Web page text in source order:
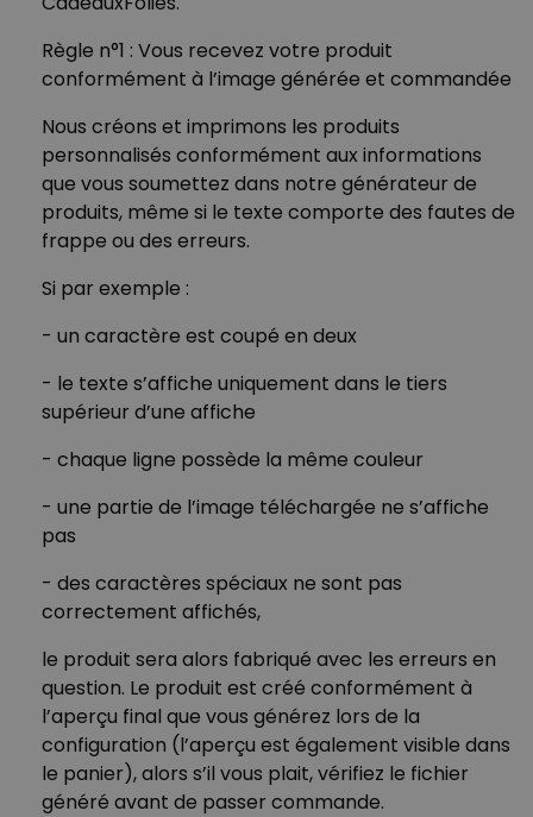
La suite ? Vous la connaissez sans doute ! C’est le
votre colis à la maison.
Si vous souhaitez en savoir plus à ce sujet,
contactez-nous!
en tant que visiteur unique.
Si vous souhaitez en savoir plus à ce sujet,
contactez-nous!
1) Soit ne pas accepter le colis à la livraison.
2) Soit utiliser notreservice de retour gratuit
durant 100 jours.
Dès que votre colis sera de retour chez nous, nous
vous rembourserons du montant.
contactez-nous!
Règle n°1 : Vous recevez votre produit
conformément à l’image générée et commandée
Nous créons et imprimons les produits
personnalisés conformément aux informations
que vous soumettez dans notre générateur de
produits, même si le texte comporte des fautes de
frappe ou des erreurs.
Si par exemple :
- un caractère est coupé en deux
- le texte s’affiche uniquement dans le tiers
supérieur d’une affiche
- chaque ligne possède la même couleur
- une partie de l’image téléchargée ne s’affiche
pas
- des caractères spéciaux ne sont pas
correctement affichés,
le produit sera alors fabriqué avec les erreurs en
question. Le produit est créé conformément à
l’aperçu final que vous générez lors de la
configuration (l’aperçu est également visible dans
le panier), alors s’il vous plait, vérifiez le fichier
généré avant de passer commande.